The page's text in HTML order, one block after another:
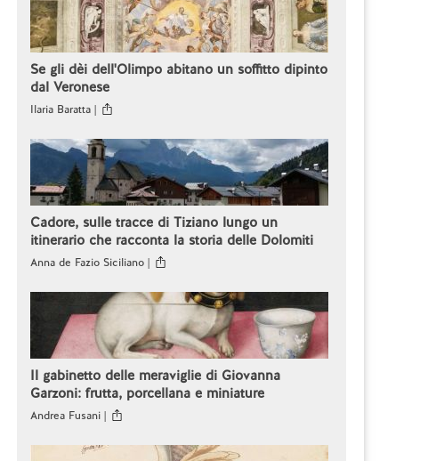
Se gli dèi dell'Olimpo abitano un soffitto dipinto
dal Veronese
Ilaria Baratta |
Cadore, sulle tracce di Tiziano lungo un
itinerario che racconta la storia delle Dolomiti
Anna de Fazio Siciliano |
Il gabinetto delle meraviglie di Giovanna
Garzoni: frutta, porcellana e miniature
Andrea Fusani |